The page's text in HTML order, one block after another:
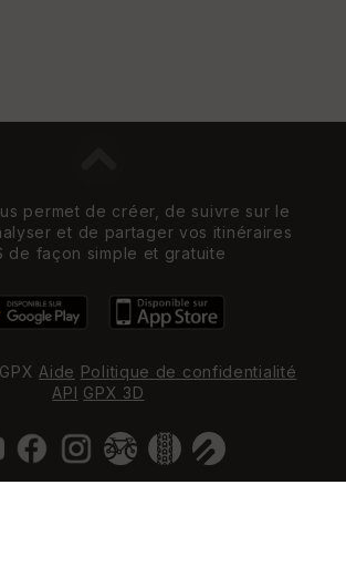
permet de créer, de suivre sur le
et de partager vos itinéraires
de façon simple et gratuite
Aide Politique de confidentialité
API GPX 3D